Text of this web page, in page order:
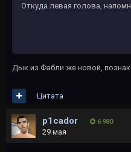
Откуда левая голова,
Дык из Фабли же новой,
Цитата
p1cador 6 980
29 мая